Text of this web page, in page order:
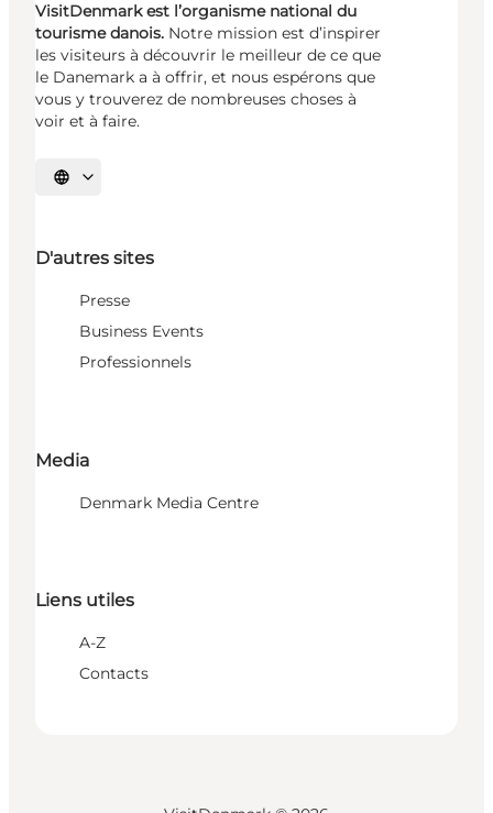
VisitDenmark est l’organisme national du
tourisme danois. Notre mission est d’inspirer
les visiteurs à découvrir le meilleur de ce que
le Danemark a à offrir, et nous espérons que
vous y trouverez de nombreuses choses à
voir et à faire.
Choisissez la langue
D'autres sites
Presse
Business Events
Professionnels
Media
Denmark Media Centre
Liens utiles
A-Z
Contacts